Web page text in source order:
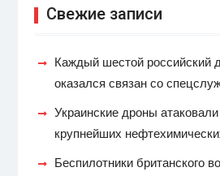
Свежие записи
Каждый шестой российский
оказался связан со
Украинские дроны
крупнейших
Беспилотники британского